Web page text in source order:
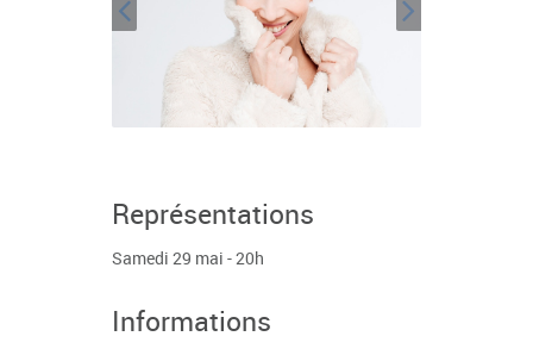
Représentations
Samedi 29 mai - 20h
Informations